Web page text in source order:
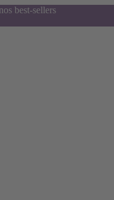
best-sellers